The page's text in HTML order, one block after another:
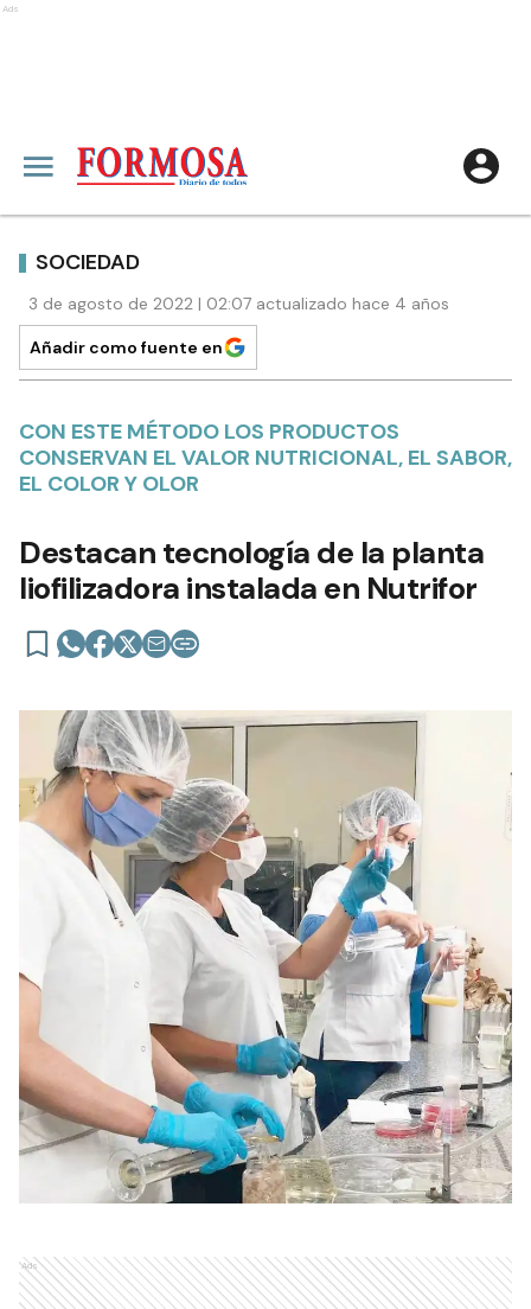
Ads
SOCIEDAD
3 de agosto de 2022 | 02:07 actualizado hace 4 años
Añadir como fuente en
CON ESTE MÉTODO LOS PRODUCTOS
CONSERVAN EL VALOR NUTRICIONAL, EL SABOR,
EL COLOR Y OLOR
Destacan tecnología de la planta
liofilizadora instalada en Nutrifor
Ads